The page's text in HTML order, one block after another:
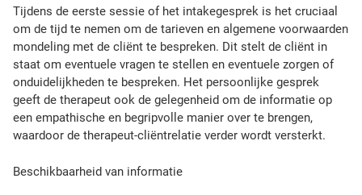
n
z
e
c
l
i
ë
n
e
Tijdens de eerste sessie of het intakegesprek is het cruciaal
om de tijd te nemen om de tarieven en algemene voorwaarden
mondeling met de cliënt te bespreken. Dit stelt de cliënt in
staat om eventuele vragen te stellen en eventuele zorgen of
onduidelijkheden te bespreken. Het persoonlijke gesprek
geeft de therapeut ook de gelegenheid om de informatie op
een empathische en begripvolle manier over te brengen,
waardoor de therapeut-cliëntrelatie verder wordt versterkt.
Beschikbaarheid van informatie